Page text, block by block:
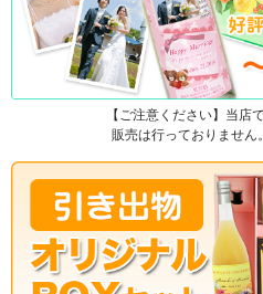
【ご注意ください】当店
販売は行っておりません